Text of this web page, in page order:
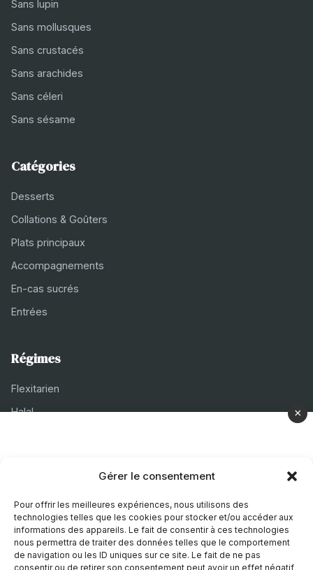
Gérer le consentement
Pour offrir les meilleures expériences, nous utilisons des
technologies telles que les cookies pour stocker et/ou accéder aux
informations des appareils. Le fait de consentir à ces technologies
nous permettra de traiter des données telles que le comportement
de navigation ou les ID uniques sur ce site. Le fait de ne pas
consentir ou de retirer son consentement peut avoir un effet négatif
Sans lupin
Sans mollusques
Sans crustacés
Sans arachides
Sans céleri
Sans sésame
Catégories
Desserts
Collations & Goûters
Plats principaux
Accompagnements
En-cas sucrés
Entrées
Régimes
Flexitarien
Halal
À propos
Mentions légales
Politique de confidentialité
×